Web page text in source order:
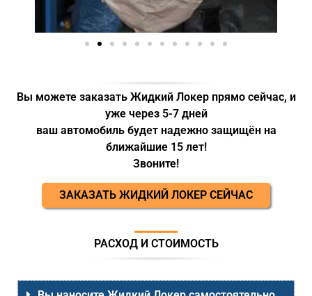
Вы можете заказать Жидкий Локер прямо сейчас, и
уже через 5-7 дней
ваш автомобиль будет надежно защищён на
ближайшие 15 лет!
Звоните!
ЗАКАЗАТЬ ЖИДКИЙ ЛОКЕР СЕЙЧАС
РАСХОД И СТОИМОСТЬ